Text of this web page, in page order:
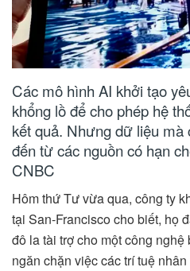
Các mô hình AI khởi tạo
khổng lồ để cho phép hệ
kết quả. Nhưng dữ liệu mà
đến từ các nguồn có hạn
CNBC
Hôm thứ Tư vừa qua, công ty
tại San-Francisco cho biết, họ
đô la tài trợ cho một công
ngăn chặn việc các trí tuệ